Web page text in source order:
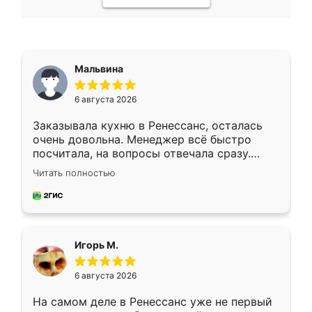
Мальвина
6 августа 2026
Заказывала кухню в Ренессанс, осталась
очень довольна. Менеджер всё быстро
посчитала, на вопросы отвечала сразу.
Замерщик приехал в субботу, подошёл к
делу со всей ответственностью. Собрали
за день, ребята работали аккуратно, даже
Читать полностью
Игорь М.
6 августа 2026
На самом деле в Ренессанс уже не первый